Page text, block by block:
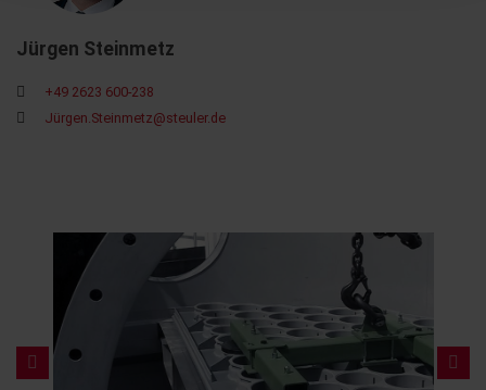
Jürgen Steinmetz
+49 2623 600-238
Jürgen.Steinmetz@steuler.de